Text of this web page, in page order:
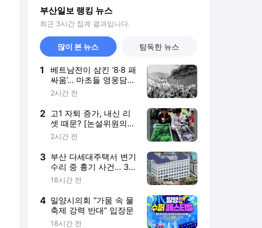
부산일보 랭킹 뉴스
최근 3시간 집계 결과입니다.
많이 본 뉴스 탐독한 뉴스
1
베트남전이 삼킨 ‘8·8 패
싸움’… 마초들 영웅담
뒤 잊힌 죽음 [김백상의
2시간 전
2 고1 자퇴 증가, 내신 리
셋 때문? [논설위원의
뉴스 요리]
2시간 전
3 부산 다세대주택서 변기
수리 중 흉기 사건… 30
대 여성 현행범 체포
18시간 전
4 밀양시의회 “가뭄 속 물
축제 강력 반대” 입장문
18시간 전